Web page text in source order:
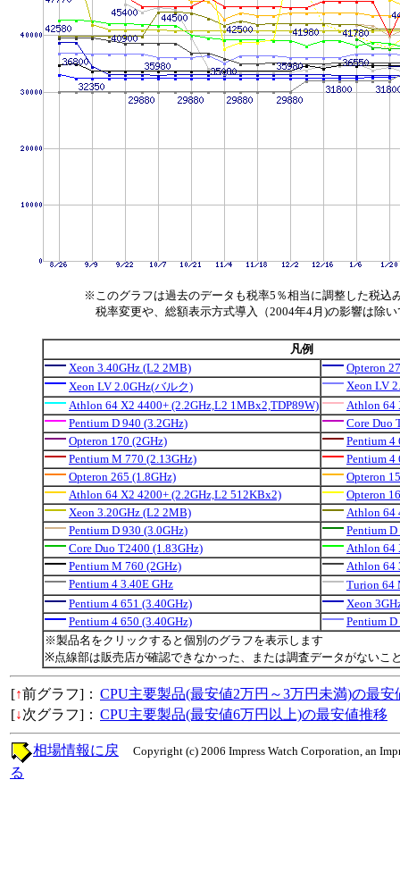
※このグラフは過去のデータも税率5％相当に調整した税込
税率変更や、総額表示方式導入（2004年4月)の影響は除い
凡例
Xeon 3.40GHz (L2 2MB)
Opteron
Xeon LV 2.0GHz(バルク)
Xeon LV
Athlon 64 X2 4400+ (2.2GHz,L2 1MBx2,TDP89W)
Athlon 64
Pentium D 940 (3.2GHz)
Core Duo
Opteron 170 (2GHz)
Pentium 4
Pentium M 770 (2.13GHz)
Pentium 4
Opteron 265 (1.8GHz)
Opteron
Athlon 64 X2 4200+ (2.2GHz,L2 512KBx2)
Opteron
Xeon 3.20GHz (L2 2MB)
Athlon 64
Pentium D 930 (3.0GHz)
Pentium
Core Duo T2400 (1.83GHz)
Athlon 64
Pentium M 760 (2GHz)
Athlon 64
Pentium 4 3.40E GHz
Turion 64
Pentium 4 651 (3.40GHz)
Xeon
Pentium 4 650 (3.40GHz)
Pentium
※製品名をクリックすると個別のグラフを表示します
※点線部は販売店が確認できなかった、または調査データがないこ
[↑前グラフ]： CPU主要製品(最安値2万円～3万円未満)の最安
[↓次グラフ]： CPU主要製品(最安値6万円以上)の最安値推移
Copyright (c) 2006 Impress Watch Corporation, an
相場情報に戻
る